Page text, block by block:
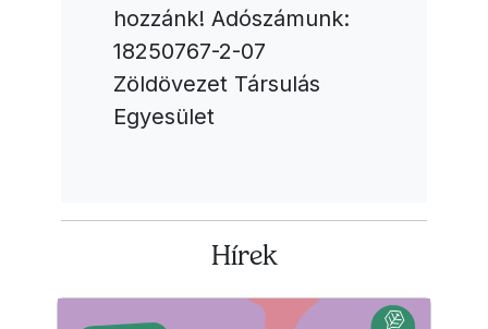
hozzánk! Adószámunk:
18250767-2-07
Zöldövezet Társulás
Egyesület
Hírek